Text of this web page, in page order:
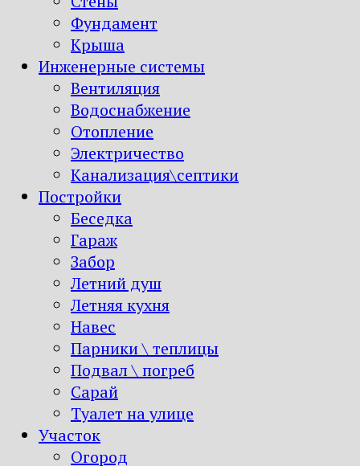
Фундамент
Крыша
Инженерные системы
Вентиляция
Водоснабжение
Отопление
Электричество
Канализация\септики
Постройки
Беседка
Гараж
Забор
Летний душ
Летняя кухня
Навес
Парники \ теплицы
Подвал \ погреб
Сарай
Туалет на улице
Участок
Огород